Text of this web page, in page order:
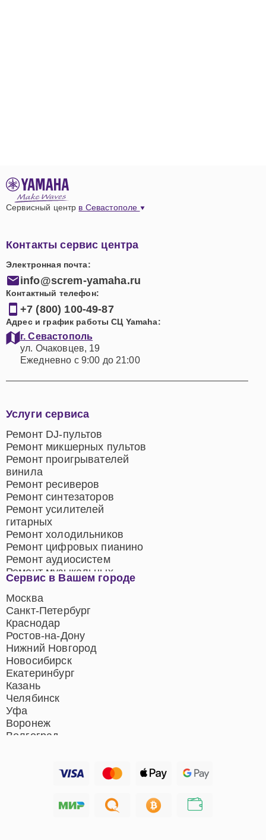
Сервисный центр в Севастополе
Контакты сервис центра
Электронная почта:
info@screm-yamaha.ru
Контактный телефон:
+7 (800) 100-49-87
Адрес и график работы СЦ Yamaha:
г. Севастополь
ул. Очаковцев, 19
Ежедневно с 9:00 до 21:00
Сервис в Вашем городе
Москва
Санкт-Петербург
Краснодар
Ростов-на-Дону
Нижний Новгород
Новосибирск
Екатеринбург
Казань
Челябинск
Уфа
Воронеж
Волгоград
Хабаровск
Услуги сервиса
Ремонт DJ-пультов
Ремонт микшерных пультов
Ремонт проигрывателей
винила
Ремонт ресиверов
Ремонт синтезаторов
Ремонт усилителей
гитарных
Ремонт холодильников
Ремонт цифровых пианино
Ремонт аудиосистем
Ремонт музыкальных
центров
Ремонт домашних
кинотеатров
Ремонт микрофонов
Ремонт акустических
систем